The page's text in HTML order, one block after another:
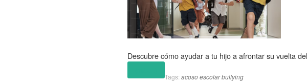
Descubre cómo ayudar a tu hijo a afrontar su vuelta
Tags: acoso escolarbullying